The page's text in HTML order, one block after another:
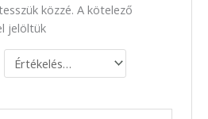
közzé. A kötelező
jelöltük